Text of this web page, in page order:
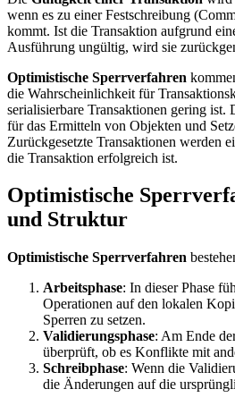
wenn es zu einer Festschreibung
kommt. Ist die Transaktion aufgrund
Ausführung ungültig, wird sie
Optimistische Sperrverfahren
die Wahrscheinlichkeit für
serialisierbare Transaktionen gering
für das Ermitteln von Objekten und
Zurückgesetzte Transaktionen werden
die Transaktion erfolgreich ist.
Optimistische
und Struktur
Optimistische Sperrverfahren
Arbeitsphase: In dieser Phase
Operationen auf den lokalen
Sperren zu setzen.
Validierungsphase: Am Ende
überprüft, ob es Konflikte mit
Schreibphase: Wenn die
die Änderungen auf die